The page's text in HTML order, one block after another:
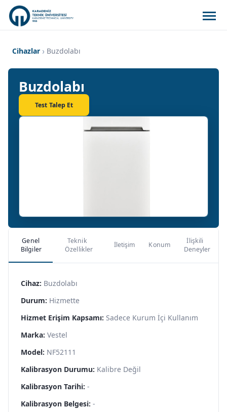
Cihazlar Buzdolabı
Buzdolabı
Test Talep Et
Genel
Bilgiler
Teknik
Özellikler
İletişim Konum
İlişkili
Deneyler
Cihaz: Buzdolabı
Durum: Hizmette
Hizmet Erişim Kapsamı: Sadece Kurum İçi Kullanım
Marka: Vestel
Model: NF52111
Kalibrasyon Durumu: Kalibre Değil
Kalibrasyon Tarihi: -
Kalibrasyon Belgesi: -